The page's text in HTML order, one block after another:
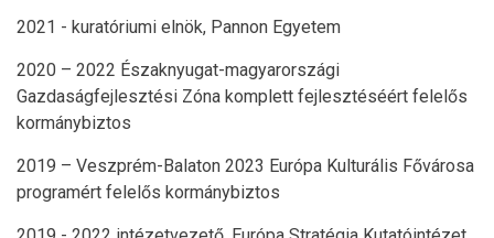
2021 - kuratóriumi elnök, Pannon Egyetem
2020 – 2022 Északnyugat-magyarországi
Gazdaságfejlesztési Zóna komplett fejlesztéséért felelős
kormánybiztos
2019 – Veszprém-Balaton 2023 Európa Kulturális Fővárosa
programért felelős kormánybiztos